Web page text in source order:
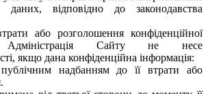
даних, відповідно до законодавства
або розголошення конфіденційної
Адміністрація Сайту не несе
якщо дана конфіденційна інформація:
надбанням до її втрати або